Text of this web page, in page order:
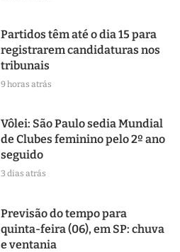
Partidos têm até o dia 15 para
registrarem candidaturas nos
tribunais
9 horas atrás
Vôlei: São Paulo sedia Mundial
de Clubes feminino pelo 2º ano
seguido
3 dias atrás
Previsão do tempo para
quinta-feira (06), em SP: chuva
e ventania